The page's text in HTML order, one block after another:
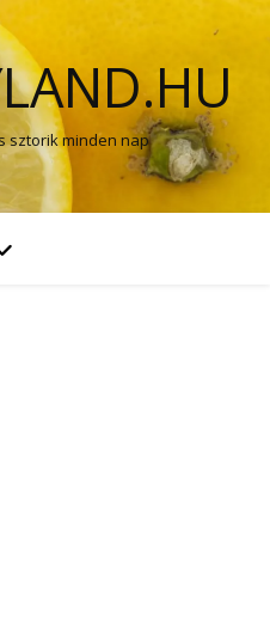
sztorik minden nap